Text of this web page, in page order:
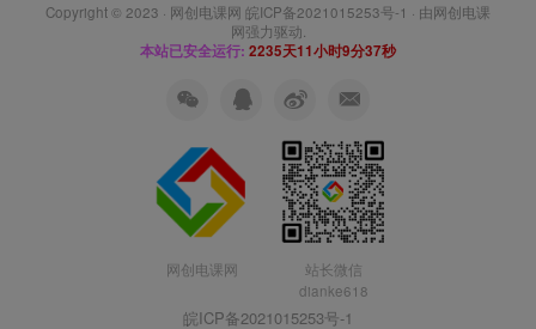
Copyright © 2023 · 网创电课网 皖ICP备2021015253号-1 · 由网创电课
网强力驱动.
本站已安全运行: 2235天11小时9分37秒
网创电课网
站长微信
dianke618
皖ICP备2021015253号-1